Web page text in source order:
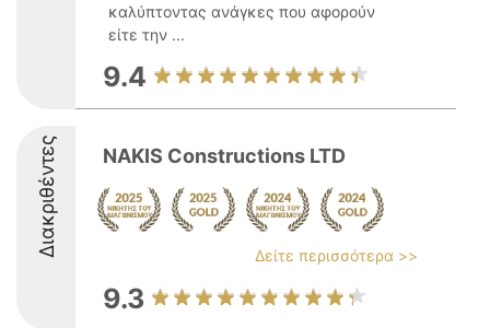
καλύπτοντας ανάγκες που αφορούν
είτε την ...
9.4
Διακριθέντες NAKIS Constructions LTD
Δείτε περισσότερα >>
9.3